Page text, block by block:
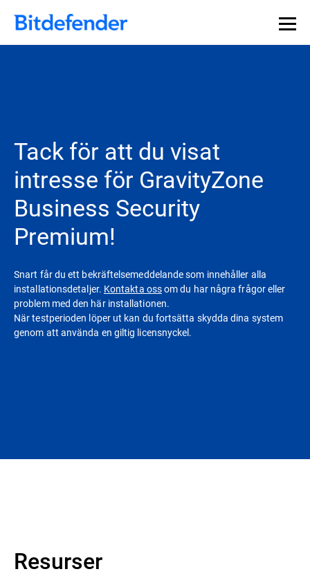
Tack för att du visat
intresse för GravityZone
Business Security
Premium!
Snart får du ett bekräftelsemeddelande som innehåller alla
installationsdetaljer. Kontakta ossom du har några frågor eller
problem med den här installationen.
När testperioden löper ut kan du fortsätta skydda dina system
genom att använda en giltig licensnyckel.
Resurser